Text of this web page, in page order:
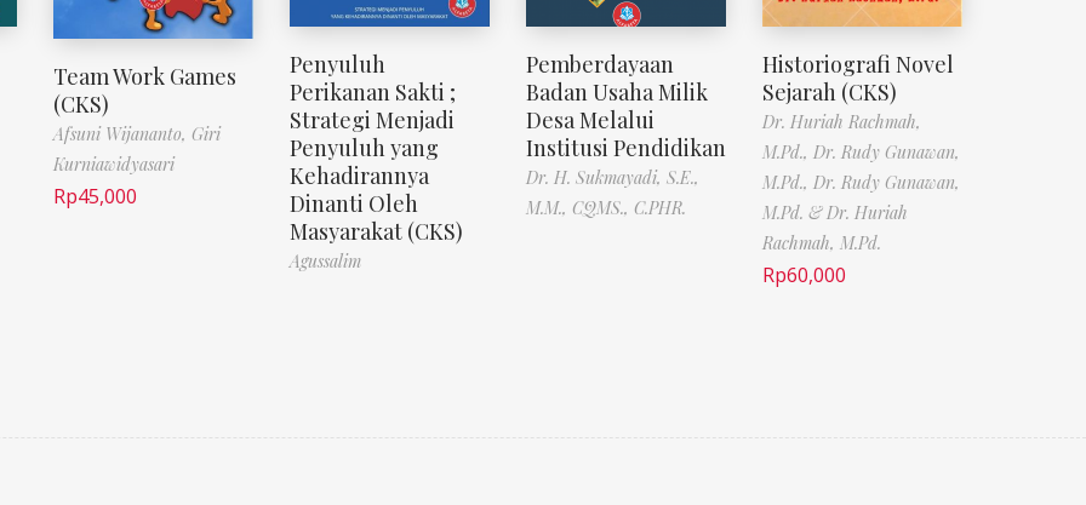
Team Work Games
(CKS)
Afsuni Wijananto, Giri
Kurniawidyasari
Rp45,000
Penyuluh
Perikanan Sakti ;
Strategi Menjadi
Penyuluh yang
Kehadirannya
Dinanti Oleh
Masyarakat (CKS)
Agussalim
Pemberdayaan
Badan Usaha Milik
Desa Melalui
Institusi Pendidikan
Dr. H. Sukmayadi, S.E.,
M.M., CQMS., C.PHR.
Historiografi Novel
Sejarah (CKS)
Dr. Huriah Rachmah,
M.Pd., Dr. Rudy Gunawan,
M.Pd., Dr. Rudy Gunawan,
M.Pd. & Dr. Huriah
Rachmah, M.Pd.
Rp60,000